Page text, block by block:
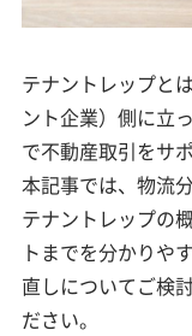
テナントレップと
ント企業）側に立
で不動産取引をサ
本記事では、物流
テナントレップの
トまでを分かりや
直しについてご検
ださい。